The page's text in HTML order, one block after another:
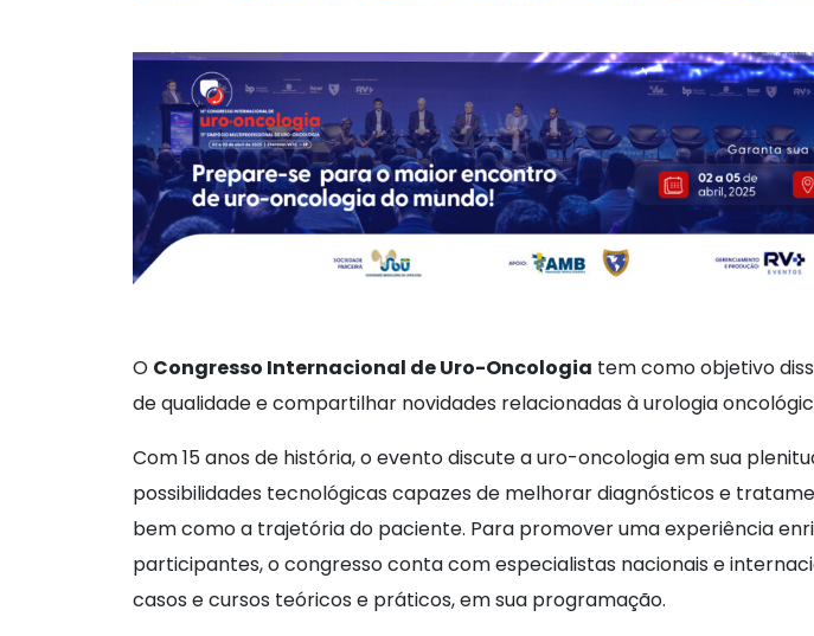
O Congresso Internacional de Uro-Oncologia tem como objetivo
de qualidade e compartilhar novidades relacionadas à urologia
Com 15 anos de história, o evento discute a uro-oncologia em sua
possibilidades tecnológicas capazes de melhorar diagnósticos e
bem como a trajetória do paciente. Para promover uma experiência
participantes, o congresso conta com especialistas nacionais e
casos e cursos teóricos e práticos, em sua programação.